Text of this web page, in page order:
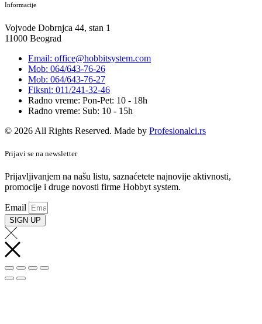
Informacije
Vojvode Dobrnjca 44, stan 1
11000 Beograd
Email: office@hobbitsystem.com
Mob: 064/643-76-26
Mob: 064/643-76-27
Fiksni: 011/241-32-46
Radno vreme: Pon-Pet: 10 - 18h
Radno vreme: Sub: 10 - 15h
© 2026 All Rights Reserved. Made by Profesionalci.rs
Prijavi se na newsletter
Prijavljivanjem na našu listu, saznaćetete najnovije aktivnosti,
promocije i druge novosti firme Hobbyt system.
Email
SIGN UP